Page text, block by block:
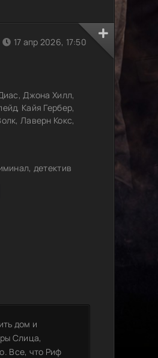
17 апр 2026, 17:50
Джона Хилл,
Кайя Гербер,
Лаверн Кокс,
детектив
дом и
Слица,
Все, что Риф